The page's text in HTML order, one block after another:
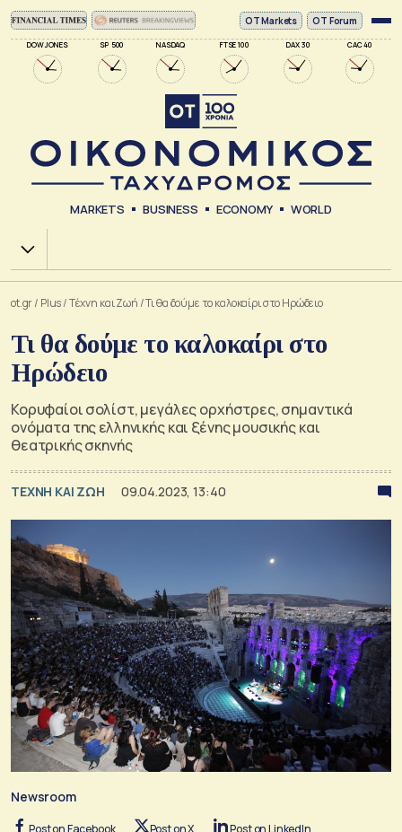
DOW JONES SP 500 NASDAQ FTSE 100 DAX 30 CAC 40
ΟΤ Markets OT Forum
MARKETS BUSINESS ECONOMY WORLD
Χ.Α.
ot.gr/ Plus/Tέχνη και Ζωή /Τι θα δούμε το καλοκαίρι στο Ηρώδειο
Τι θα δούμε το καλοκαίρι στο
Ηρώδειο
Κορυφαίοι σολίστ, μεγάλες ορχήστρες, σημαντικά
ονόματα της ελληνικής και ξένης μουσικής και
θεατρικής σκηνής
TΕΧΝΗ ΚΑΙ ΖΩΗ 09.04.2023, 13:40
Newsroom
Post on Facebook Post on X Post on LinkedIn